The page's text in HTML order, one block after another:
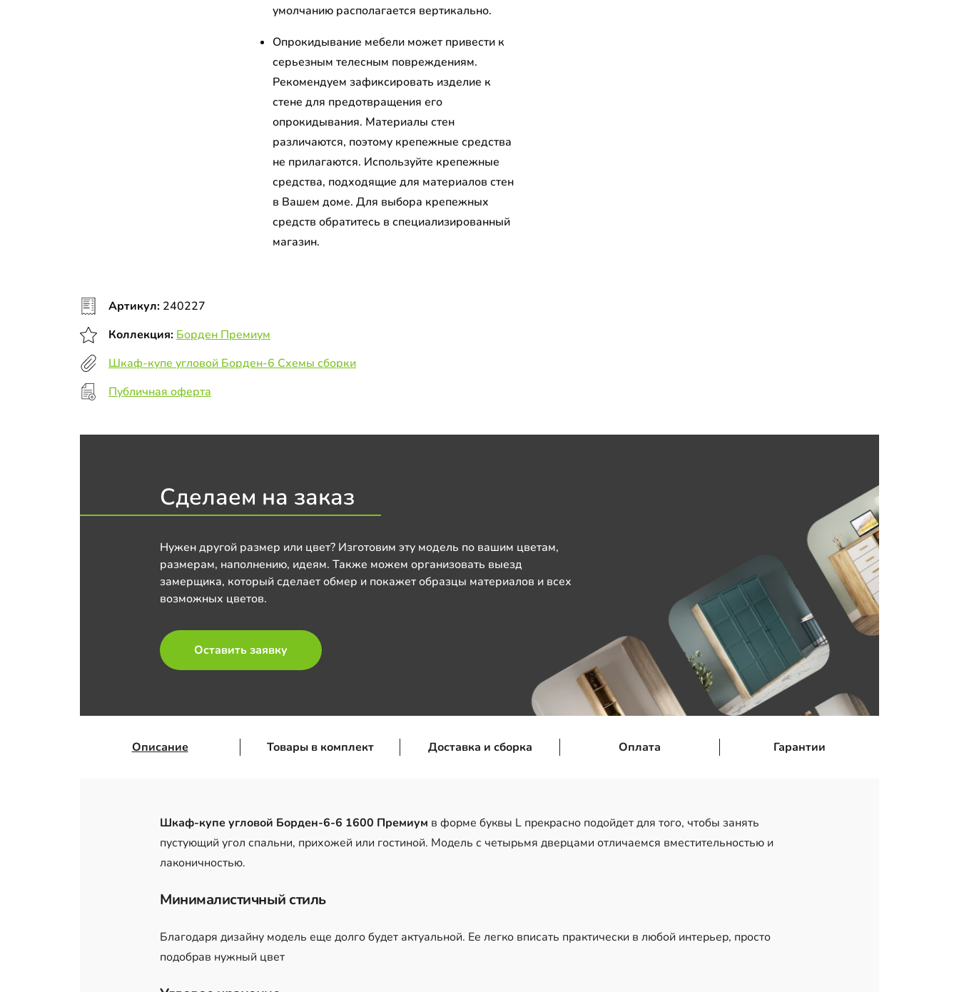
умолчанию располагается вертикально.
Опрокидывание мебели может привести к
серьезным телесным повреждениям.
Рекомендуем зафиксировать изделие к
стене для предотвращения его
опрокидывания. Материалы стен
различаются, поэтому крепежные средства
не прилагаются. Используйте крепежные
средства, подходящие для материалов стен
в Вашем доме. Для выбора крепежных
средств обратитесь в специализированный
магазин.
Артикул: 240227
Коллекция: Борден Премиум
Шкаф-купе угловой Борден-6 Схемы сборки
Публичная оферта
Сделаем на заказ
Нужен другой размер или цвет? Изготовим эту модель по вашим цветам,
размерам, наполнению, идеям. Также можем организовать выезд
замерщика, который сделает обмер и покажет образцы материалов и всех
возможных цветов.
Оставить заявку
Описание Товары в комплект Доставка и сборка Оплата Гарантии
Шкаф-купе угловой Борден-6-6 1600 Премиум в форме буквы L прекрасно подойдет для того, чтобы занять
пустующий угол спальни, прихожей или гостиной. Модель с четырьмя дверцами отличаемся вместительностью и
лаконичностью.
Минималистичный стиль
Благодаря дизайну модель еще долго будет актуальной. Ее легко вписать практически в любой интерьер, просто
подобрав нужный цвет